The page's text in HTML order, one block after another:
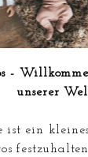
-
unserer
ist ein